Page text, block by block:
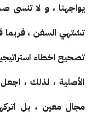
يواجهنا ، و لا تنسى
تشتهي السفن ،
الأصلية ، لذلك ، اجعل
مجال معين ، بل